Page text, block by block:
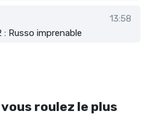
13:58
Russo imprenable
roulez le plus